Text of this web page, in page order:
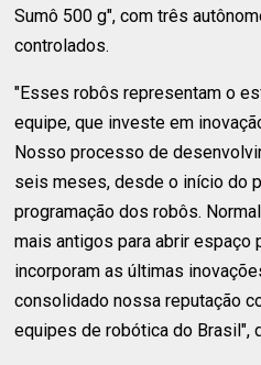
Sumô 500 g", com três
controlados.
"Esses robôs representam o
equipe, que investe em
Nosso processo de
seis meses, desde o início do
programação dos robôs.
mais antigos para abrir espaço
incorporam as últimas
consolidado nossa reputação
equipes de robótica do Brasil",